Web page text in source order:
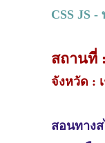
CSS JS -
สถานที่
จังหวัด :
สอนทางส